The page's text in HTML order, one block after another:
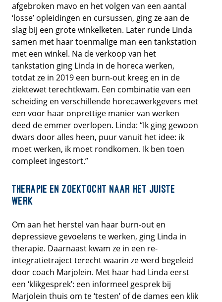
afgebroken mavo en het volgen van een aantal
‘losse’ opleidingen en cursussen, ging ze aan de
slag bij een grote winkelketen. Later runde Linda
samen met haar toenmalige man een tankstation
met een winkel. Na de verkoop van het
tankstation ging Linda in de horeca werken,
totdat ze in 2019 een burn-out kreeg en in de
ziektewet terechtkwam. Een combinatie van een
scheiding en verschillende horecawerkgevers met
een voor haar onprettige manier van werken
deed de emmer overlopen. Linda: “Ik ging gewoon
dwars door alles heen, puur vanuit het idee: ik
moet werken, ik moet rondkomen. Ik ben toen
compleet ingestort.”
Therapie en zoektocht naar het juiste
werk
Om aan het herstel van haar burn-out en
depressieve gevoelens te werken, ging Linda in
therapie. Daarnaast kwam ze in een re-
integratietraject terecht waarin ze werd begeleid
door coach Marjolein. Met haar had Linda eerst
een ‘klikgesprek’: een informeel gesprek bij
Marjolein thuis om te ‘testen’ of de dames een klik